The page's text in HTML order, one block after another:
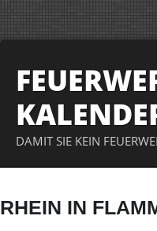
DAMIT SIE KEIN
RHEIN IN